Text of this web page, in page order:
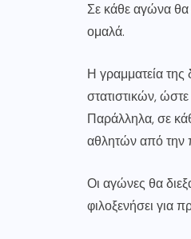
Σε κάθε αγώνα θα
ομαλά.
Η γραμματεία
στατιστικών,
Παράλληλα, σε
αθλητών από την
Οι αγώνες θα
φιλοξενήσει για